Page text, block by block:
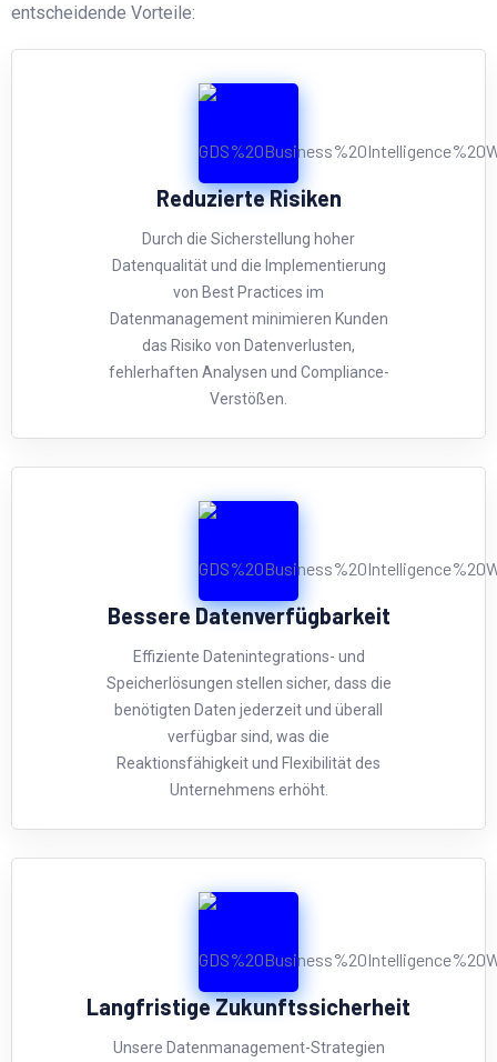
entscheidende Vorteile:
Reduzierte Risiken
Durch die Sicherstellung hoher
Datenqualität und die Implementierung
von Best Practices im
Datenmanagement minimieren Kunden
das Risiko von Datenverlusten,
fehlerhaften Analysen und Compliance-
Verstößen.
Bessere Datenverfügbarkeit
Effiziente Datenintegrations- und
Speicherlösungen stellen sicher, dass die
benötigten Daten jederzeit und überall
verfügbar sind, was die
Reaktionsfähigkeit und Flexibilität des
Unternehmens erhöht.
Langfristige Zukunftssicherheit
Unsere Datenmanagement-Strategien